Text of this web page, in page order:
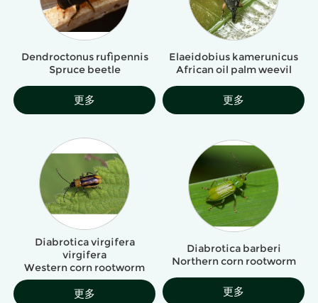
Dendroctonus rufipennis
Spruce beetle
更多
Elaeidobius kamerunicus
African oil palm weevil
更多
Diabrotica virgifera
virgifera
Western corn rootworm
更多
Diabrotica barberi
Northern corn rootworm
更多